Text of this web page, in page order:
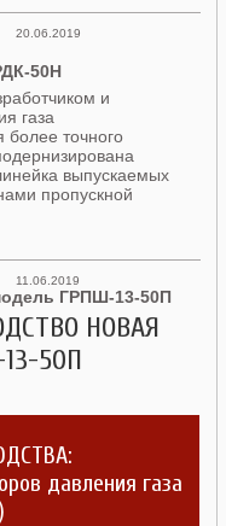
20.06.2019
50Н
и
газа
точного
выпускаемых
пропускной
11.06.2019
ГРПШ-13-50П
НОВАЯ
50П
давления газа